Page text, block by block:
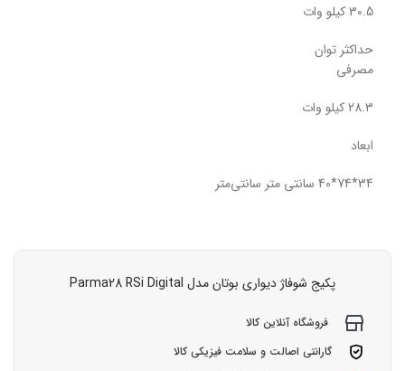
30.5 کیلو وات
حداکثر توان
مصرفی
28.3 کیلو وات
ابعاد
34*74*40 سانتی متر سانتی‌متر
پکیج شوفاژ دیواری بوتان مدل Parma28 RSi Digital
فروشگاه آنلاین کالا
گارانتی اصالت و سلامت فیزیکی کالا